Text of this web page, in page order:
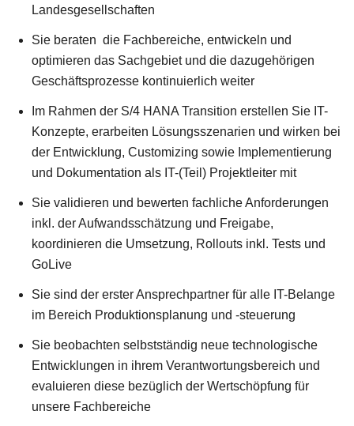
Landesgesellschaften
Sie beraten die Fachbereiche, entwickeln und
optimieren das Sachgebiet und die dazugehörigen
Geschäftsprozesse kontinuierlich weiter
Im Rahmen der S/4 HANA Transition erstellen Sie IT-
Konzepte, erarbeiten Lösungsszenarien und wirken bei
der Entwicklung, Customizing sowie Implementierung
und Dokumentation als IT-(Teil) Projektleiter mit
Sie validieren und bewerten fachliche Anforderungen
inkl. der Aufwandsschätzung und Freigabe,
koordinieren die Umsetzung, Rollouts inkl. Tests und
GoLive
Sie sind der erster Ansprechpartner für alle IT-Belange
im Bereich Produktionsplanung und -steuerung
Sie beobachten selbstständig neue technologische
Entwicklungen in ihrem Verantwortungsbereich und
evaluieren diese bezüglich der Wertschöpfung für
unsere Fachbereiche